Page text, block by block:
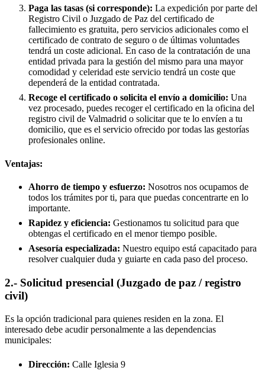
Paga las tasas (si corresponde): La expedición por parte del
Registro Civil o Juzgado de Paz del certificado de
fallecimiento es gratuita, pero servicios adicionales como el
certificado de contrato de seguro o de últimas voluntades
tendrá un coste adicional. En caso de la contratación de una
entidad privada para la gestión del mismo para una mayor
comodidad y celeridad este servicio tendrá un coste que
dependerá de la entidad contratada.
Recoge el certificado o solicita el envío a domicilio: Una
vez procesado, puedes recoger el certificado en la oficina del
registro civil de Valmadrid o solicitar que te lo envíen a tu
domicilio, que es el servicio ofrecido por todas las gestorías
profesionales online.
Ventajas:
Ahorro de tiempo y esfuerzo: Nosotros nos ocupamos de
todos los trámites por ti, para que puedas concentrarte en lo
importante.
Rapidez y eficiencia: Gestionamos tu solicitud para que
obtengas el certificado en el menor tiempo posible.
Asesoría especializada: Nuestro equipo está capacitado para
resolver cualquier duda y guiarte en cada paso del proceso.
2.- Solicitud presencial (Juzgado de paz / registro
civil)
Es la opción tradicional para quienes residen en la zona. El
interesado debe acudir personalmente a las dependencias
municipales:
Dirección: Calle Iglesia 9